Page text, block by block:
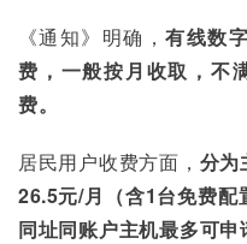
《通知》明确，有线数
费，一般按月收取，不
费。
居民用户收费方面， 分为
26.5元/月（含1台免费配
同址同账户主机最多可